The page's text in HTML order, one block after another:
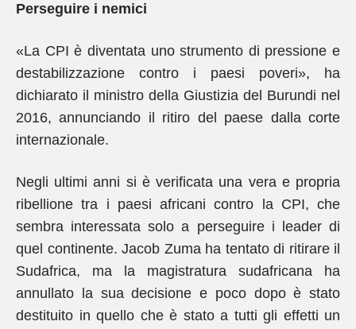
Perseguire i nemici
«La CPI è diventata uno strumento di pressione e
destabilizzazione contro i paesi poveri», ha
dichiarato il ministro della Giustizia del Burundi nel
2016, annunciando il ritiro del paese dalla corte
internazionale.
Negli ultimi anni si è verificata una vera e propria
ribellione tra i paesi africani contro la CPI, che
sembra interessata solo a perseguire i leader di
quel continente. Jacob Zuma ha tentato di ritirare il
Sudafrica, ma la magistratura sudafricana ha
annullato la sua decisione e poco dopo è stato
destituito in quello che è stato a tutti gli effetti un